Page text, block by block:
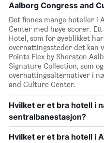
Aalborg Congress and
Det finnes mange hoteller i
Center med høye scorer.
Hotel, som for øyeblikket
overnattingssteder det kan
Points Flex by Sheraton
Signature Collection, som
overnattingsalternativer i
and Culture Center.
Hvilket er et bra hotell i
sentralbanestasjon?
Hvilket er et bra hotell i